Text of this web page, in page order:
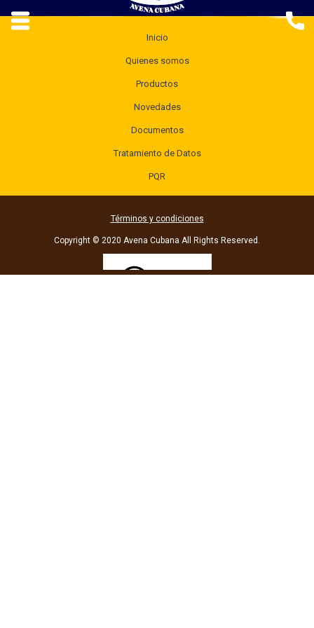
Inicio
Quienes somos
Productos
Novedades
Documentos
Tratamiento de Datos
PQR
Términos y condiciones
Copyright © 2020 Avena Cubana All Rights Reserved.